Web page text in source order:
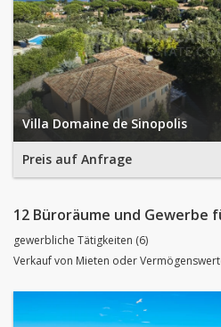
Villa Domaine de Sinopolis
Preis auf Anfrage
12 Büroräume und Gewerbe
gewerbliche Tätigkeiten (6)
Verkauf von Mieten oder